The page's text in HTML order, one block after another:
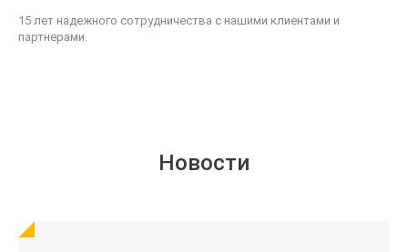
15 лет надежного сотрудничества с нашими клиентами и
партнерами.
Новости